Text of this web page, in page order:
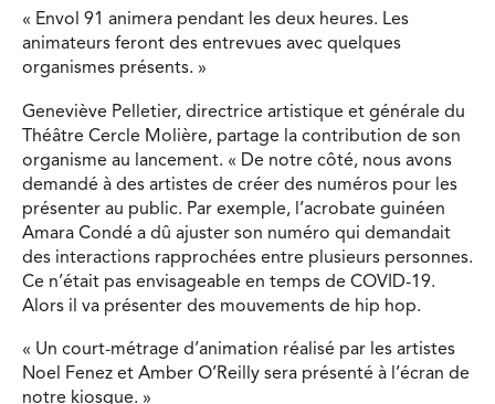
« Envol 91 animera pendant les deux heures. Les
animateurs feront des entrevues avec quelques
organismes présents. »
Geneviève Pelletier, directrice artistique et générale du
Théâtre Cercle Molière, partage la contribution de son
organisme au lancement. « De notre côté, nous avons
demandé à des artistes de créer des numéros pour les
présenter au public. Par exemple, l’acrobate guinéen
Amara Condé a dû ajuster son numéro qui demandait
des interactions rapprochées entre plusieurs personnes.
Ce n’était pas envisageable en temps de COVID-19.
Alors il va présenter des mouvements de hip hop.
« Un court-métrage d’animation réalisé par les artistes
Noel Fenez et Amber O’Reilly sera présenté à l’écran de
notre kiosque. »